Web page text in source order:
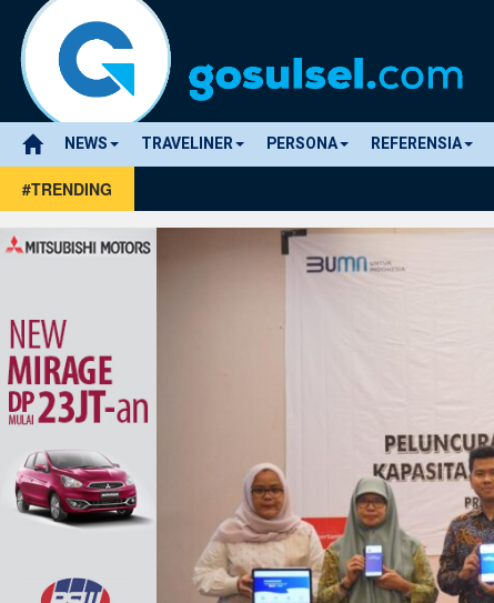
NEWS TRAVELINER PERSONA REFERENSIA
#TRENDING